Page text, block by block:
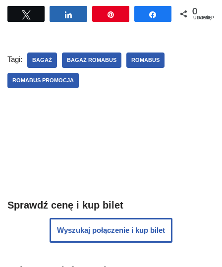
Udostępnij Udostępnij
0
UDOSTĘPNIEŃ
Tagi: BAGAŻ BAGAŻ ROMABUS ROMABUS
ROMABUS PROMOCJA
Sprawdź cenę i kup bilet
Wyszukaj połączenie i kup bilet